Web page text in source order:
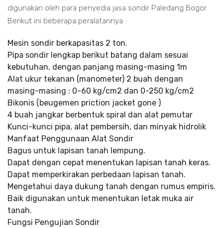
digunakan oleh para penyedia jasa sondir Paledang Bogor.
Berikut ini beberapa peralatannya :
Mesin sondir berkapasitas 2 ton.
Pipa sondir lengkap berikut batang dalam sesuai
kebutuhan, dengan panjang masing-masing 1m
Alat ukur tekanan (manometer) 2 buah dengan
masing-masing : 0-60 kg/cm2 dan 0-250 kg/cm2
Bikonis (beugemen priction jacket gone )
4 buah jangkar berbentuk spiral dan alat pemutar
Kunci-kunci pipa, alat pembersih, dan minyak hidrolik
Manfaat Penggunaan Alat Sondir
Bagus untuk lapisan tanah lempung.
Dapat dengan cepat menentukan lapisan tanah keras.
Dapat memperkirakan perbedaan lapisan tanah.
Mengetahui daya dukung tanah dengan rumus empiris.
Baik digunakan untuk menentukan letak muka air
tanah.
Fungsi Pengujian Sondir